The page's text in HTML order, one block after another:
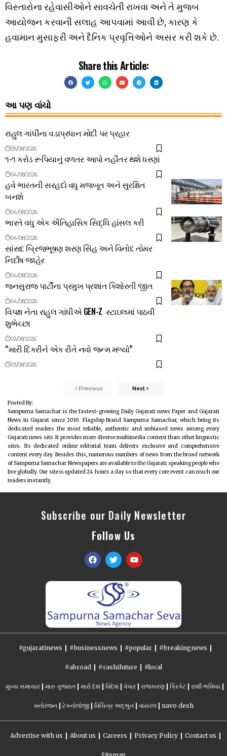
વિસ્તારોના રહેવાસીઓને સાવચેતી રાખવા અને તે મુજબ
આયોજન કરવાની સલાહ આપવામાં આવી છે, કારણ કે
હવામાન મુસાફરી અને દૈનિક પ્રવૃત્તિઓને અસર કરી શકે છે.
Share this Article:
આ પણ વાંચો
રાહુલ ગાંધીના વડાપ્રધાન મોદી પર પ્રહાર
05/08/2026
૧-૧ કરોડ રૂપિયાનું વળતર આપો નહીંતર થશે ધરણાં
04/08/2026
હવે ભારતની સરહદો વધુ મજબૂત અને સુરક્ષિત
બનશે
04/08/2026
ભારતે વધુ એક ઐતિહાસિક સિદ્ધિ હાંસલ કરી
04/08/2026
સાંસદ બ્રિજભૂષણ શરણ સિંહ અને વિનોદ તોમર
નિર્દોષ જાહેર
04/08/2026
જનસુરાજ પાર્ટીના પ્રમુખ પ્રશાંત કિશોરની જીત
04/08/2026
વિપક્ષ નેતા રાહુલ ગાંધીએ GEN-Z સ્ટાઇલમાં પાઠવી
શુભેચ્છા
03/08/2026
“મારી દિકરીને એક રીતે નવો જન્મ મળ્યો”
03/08/2026
Previous Next
Posted By:
Sampurna Samachar is the fastest-growing Daily Gujarati news Paper and Gujarati
News in Gujarat since 2010. Flagship Brand Sampurna Samachar, which bring its
dedicated readers the most reliable, authentic and unbiased news among every
Gujarati news site. It provides more diverse multimedia content than other linguistic
sites. Its dedicated online editorial team delivers exclusive and comprehensive
content every day. Besides this, numerous numbers of news from the broad network
of Sampurna Samachar Newspapers are available to the Gujarati speaking people who
live globally. Our site is updated 24 hours a day so that every core event can reach our
readers instantly.
Subscribe our Daily Newsletter
Follow Us
#gujaratinews #businessnews #popular #breakingnews
#abroad #rashifuture #local
મુખ્ય સમાચાર મારુ ગુજરાત મારો દેશ વિદેશ વેપાર રાજકારણ ક્રિકેટ રાશી ભવિષ્ય
મનોરંજન ટેકનોલોજી વિચિત્ર અદ્ભુત વાયરલ navo desh
Advertise with us About us Careers Privacy Policy Contact us